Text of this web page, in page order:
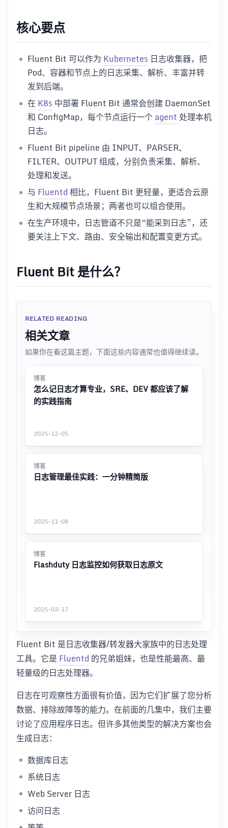
核心要点
Fluent Bit 可以作为 Kubernetes 日志收集器，把
Pod、容器和节点上的日志采集、解析、丰富并转
发到后端。
在 K8s 中部署 Fluent Bit 通常会创建 DaemonSet
和 ConfigMap，每个节点运行一个agent处理本机
日志。
Fluent Bit pipeline 由 INPUT、PARSER、
FILTER、OUTPUT 组成，分别负责采集、解析、
处理和发送。
与 Fluentd相比，Fluent Bit 更轻量，更适合云原
生和大规模节点场景；两者也可以组合使用。
在生产环境中，日志管道不只是“能采到日志”，还
要关注上下文、路由、安全输出和配置变更方式。
Fluent Bit 是什么？
RELATED READING
相关文章
如果你在看这篇主题，下面这些内容通常也值得继续读。
博客
怎么记日志才算专业，SRE、DEV 都应该了解
的实践指南
2025-12-05
博客
日志管理最佳实践：一分钟精简版
2025-11-08
博客
Flashduty 日志监控如何获取日志原文
2025-03-17
Fluent Bit 是日志收集器/转发器大家族中的日志处理
工具。它是Fluentd 的兄弟姐妹，也是性能最高、最
轻量级的日志处理器。
日志在可观察性方面很有价值，因为它们扩展了您分析
数据、排除故障等的能力。在前面的几集中，我们主要
讨论了应用程序日志。但许多其他类型的解决方案也会
生成日志：
数据库日志
系统日志
Web Server 日志
访问日志